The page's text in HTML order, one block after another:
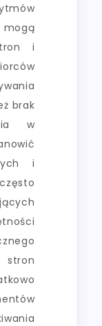
mogą
i
brak
w
i
stron